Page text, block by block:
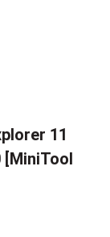
11
[MiniTool